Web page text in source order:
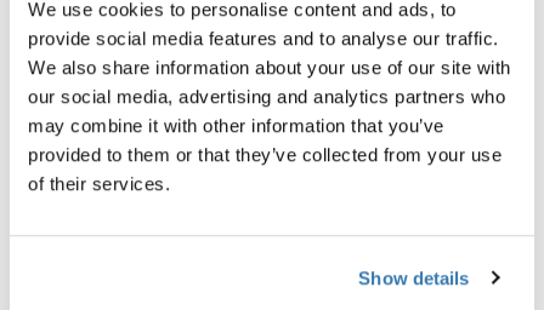
We use cookies to personalise content and ads, to
provide social media features and to analyse our traffic.
We also share information about your use of our site with
our social media, advertising and analytics partners who
may combine it with other information that you’ve
provided to them or that they’ve collected from your use
of their services.
Show details
60,00 €
6300/6200/9200
Zeltbefestigungsschiene schwarz
70,00 €
Thule Omnistor 6300 Spannarm-Set eloxiert grau Anodised
anodised (selected)
Adapter 301417 Adapter für
Adapter 301417